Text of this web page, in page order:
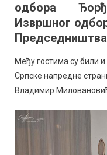
одбора
Извршног
Међу гостима су били
Српске напредне
Владимир